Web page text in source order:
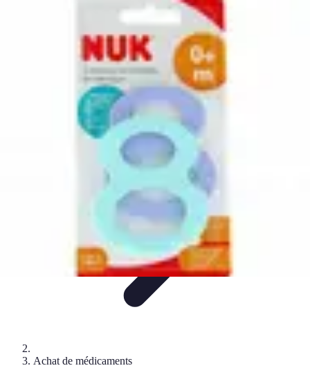
Achats de MédicamentsAchats
Sécurité en ligneSécurité des achats
Achat de médicaments